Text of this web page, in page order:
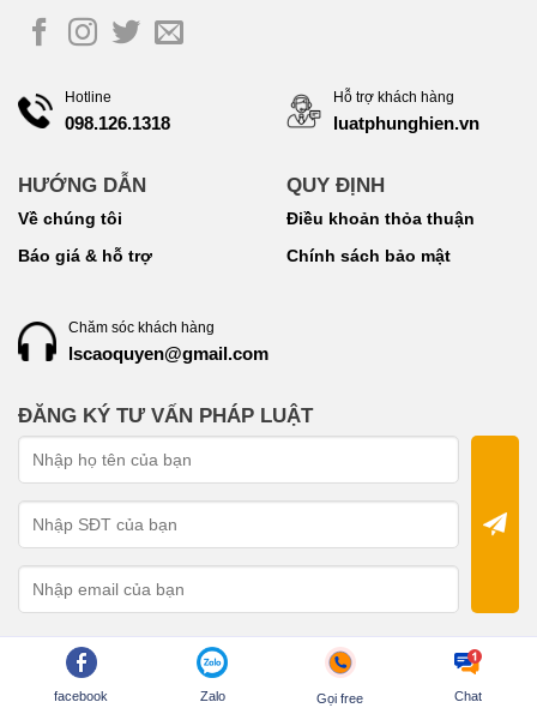
Hotline
098.126.1318
HƯỚNG DẪN
Về chúng tôi
Báo giá & hỗ trợ
Hỗ trợ khách hàng
luatphunghien.vn
QUY ĐỊNH
Điều khoản thỏa thuận
Chính sách bảo mật
Chăm sóc khách hàng
lscaoquyen@gmail.com
ĐĂNG KÝ TƯ VẤN PHÁP LUẬT
facebook Zalo Gọi free Chat